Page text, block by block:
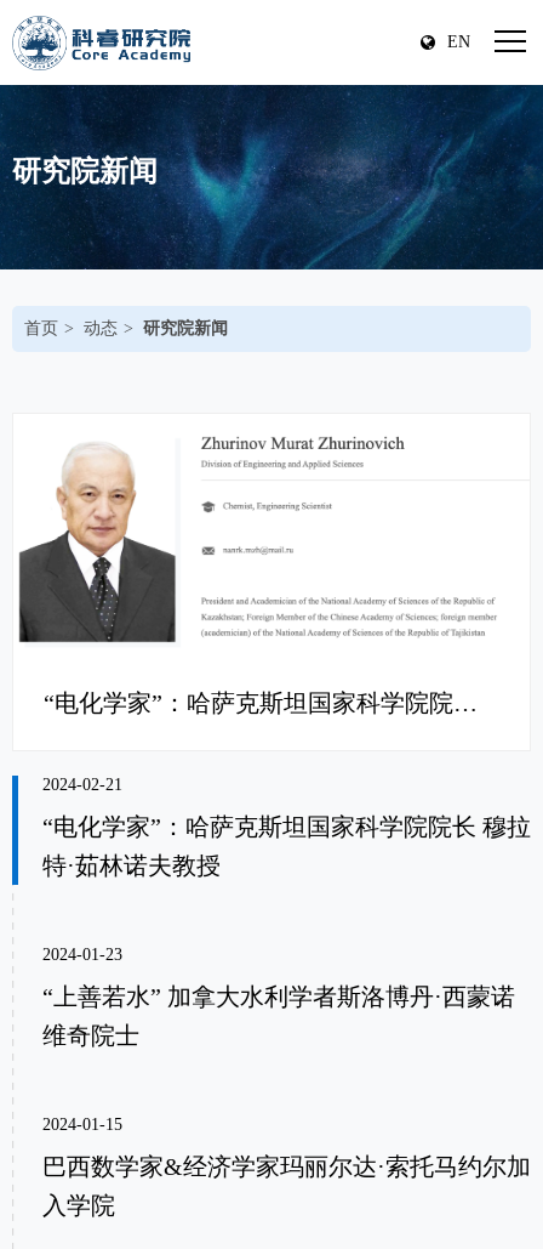
EN
研究院新闻
首页 动态 研究院新闻
“电化学家”：哈萨克斯坦国家科学院院长 穆拉特·茹林诺夫教授
2024-02-21
“电化学家”：哈萨克斯坦国家科学院院长 穆拉
特·茹林诺夫教授
2024-01-23
“上善若水” 加拿大水利学者斯洛博丹·西蒙诺
维奇院士
2024-01-15
巴西数学家&经济学家玛丽尔达·索托马约尔加
入学院